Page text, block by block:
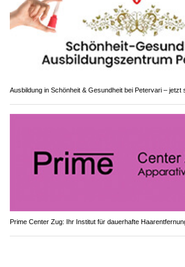
Ausbildung in Schönheit & Gesundheit bei Petervari – jetzt
Prime Center Zug: Ihr Institut für dauerhafte